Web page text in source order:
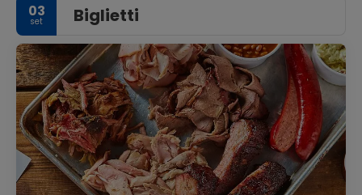
03
set Biglietti